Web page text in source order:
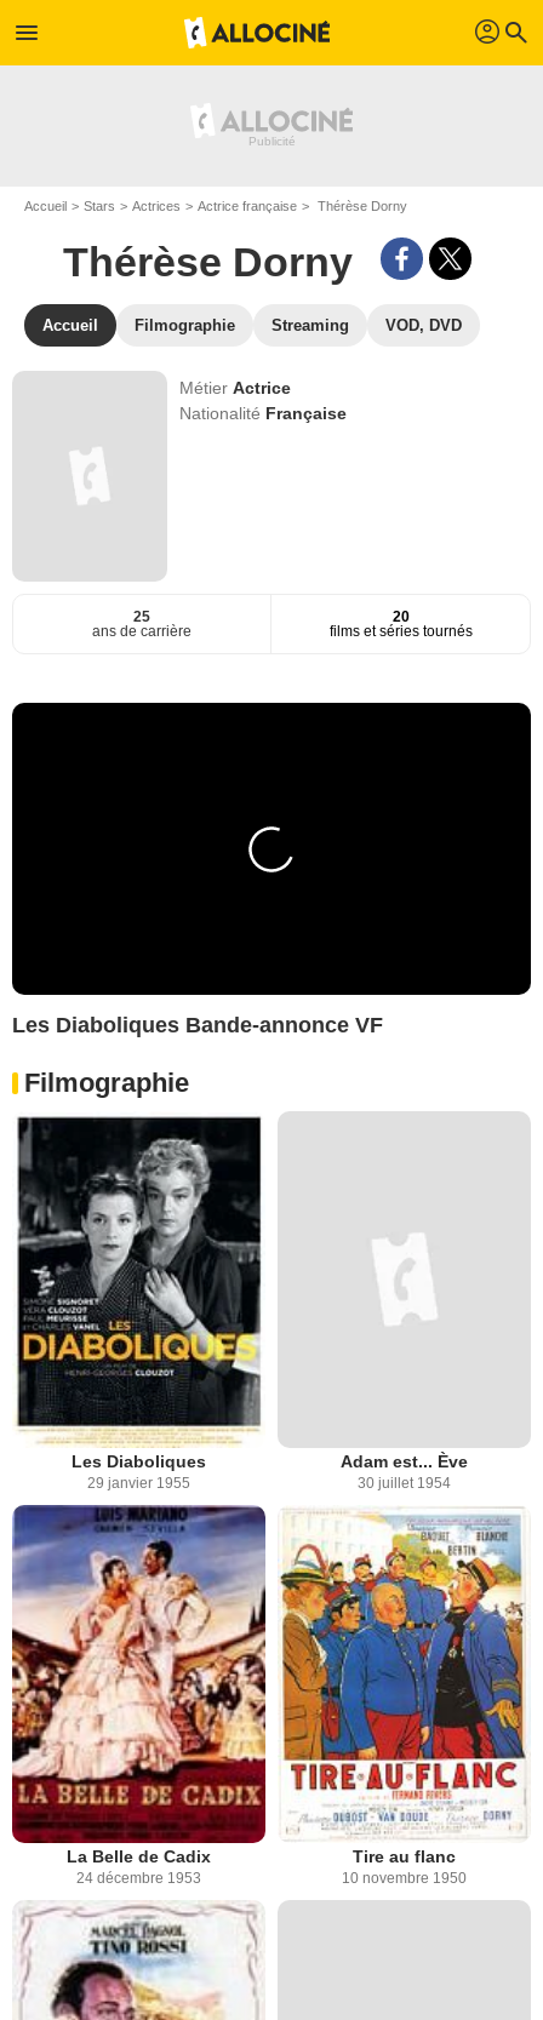
menu profil search
Accueil Stars Actrices Actrice française Thérèse Dorny
Thérèse Dorny
Accueil Filmographie Streaming VOD, DVD
MétierActrice
Nationalité Française
25
ans de carrière
20
films et séries tournés
Les Diaboliques Bande-annonce VF
Filmographie
Les Diaboliques
29 janvier 1955
Adam est... Ève
30 juillet 1954
La Belle de Cadix
24 décembre 1953
Tire au flanc
10 novembre 1950